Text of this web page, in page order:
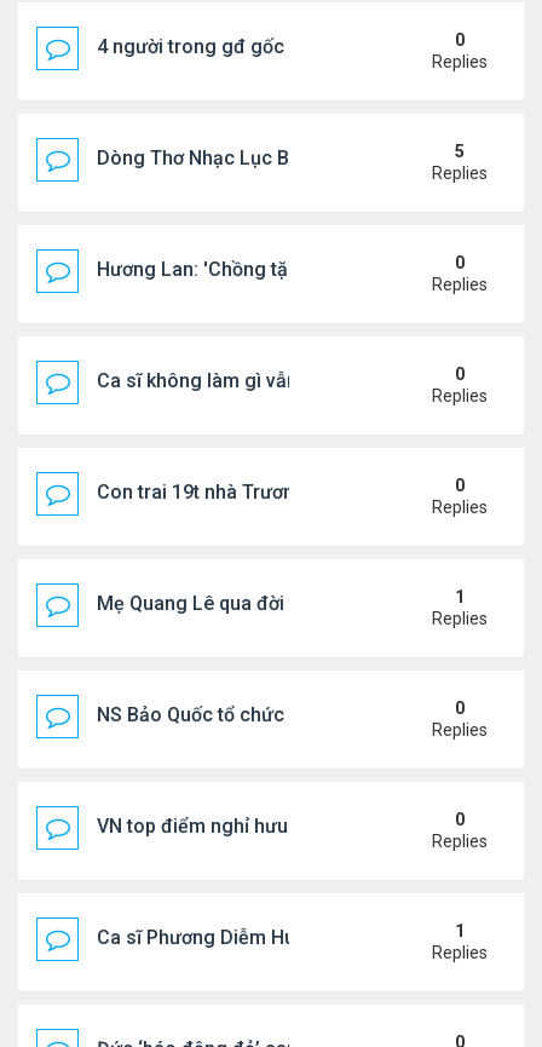
4 người trong gđ gốc Việt thiệt mạng vì tai nạn xe
0
Replies
Dòng Thơ Nhạc Lục Bát Trích Đoạn - Gõ Google:
5
Replies
Hương Lan: 'Chồng tặng tôi khu vườn tình yêu'
0
Replies
Ca sĩ không làm gì vẫn kiếm được 400 triệu đồng/
0
Replies
Con trai 19t nhà Trương Bá Chi - Tạ Đình Phong
0
Replies
Mẹ Quang Lê qua đời sau 2 năm đột quỵ. 1
Replies
NS Bảo Quốc tổ chức sn cho bà xã
0
Replies
VN top điểm nghỉ hưu lý tưởng cho người Mỹ
0
Replies
Ca sĩ Phương Diễm Huyền bị khởi tố
1
Replies
0